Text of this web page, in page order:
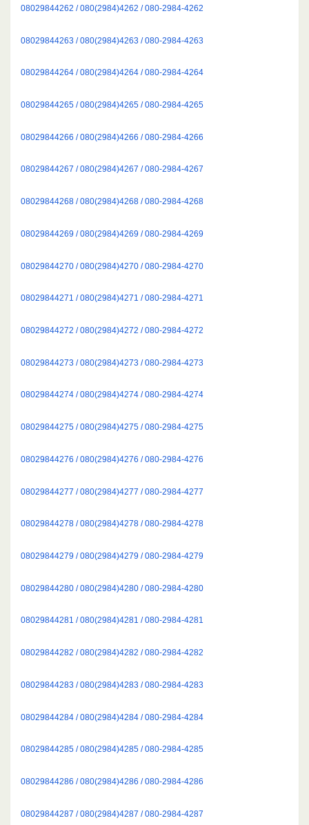
08029844262 / 080(2984)4262 / 080-2984-4262
08029844263 / 080(2984)4263 / 080-2984-4263
08029844264 / 080(2984)4264 / 080-2984-4264
08029844265 / 080(2984)4265 / 080-2984-4265
08029844266 / 080(2984)4266 / 080-2984-4266
08029844267 / 080(2984)4267 / 080-2984-4267
08029844268 / 080(2984)4268 / 080-2984-4268
08029844269 / 080(2984)4269 / 080-2984-4269
08029844270 / 080(2984)4270 / 080-2984-4270
08029844271 / 080(2984)4271 / 080-2984-4271
08029844272 / 080(2984)4272 / 080-2984-4272
08029844273 / 080(2984)4273 / 080-2984-4273
08029844274 / 080(2984)4274 / 080-2984-4274
08029844275 / 080(2984)4275 / 080-2984-4275
08029844276 / 080(2984)4276 / 080-2984-4276
08029844277 / 080(2984)4277 / 080-2984-4277
08029844278 / 080(2984)4278 / 080-2984-4278
08029844279 / 080(2984)4279 / 080-2984-4279
08029844280 / 080(2984)4280 / 080-2984-4280
08029844281 / 080(2984)4281 / 080-2984-4281
08029844282 / 080(2984)4282 / 080-2984-4282
08029844283 / 080(2984)4283 / 080-2984-4283
08029844284 / 080(2984)4284 / 080-2984-4284
08029844285 / 080(2984)4285 / 080-2984-4285
08029844286 / 080(2984)4286 / 080-2984-4286
08029844287 / 080(2984)4287 / 080-2984-4287